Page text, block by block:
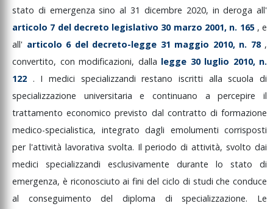
stato di emergenzasinoal31 dicembre 2020, inderogaall'
articolo 7 del decreto legislativo 30 marzo 2001, n. 165 ,e
all' articolo 6 del decreto-legge 31 maggio 2010, n. 78 ,
convertito, con modificazioni, dalla legge 30 luglio 2010, n.
122 . Imedici specializzandirestanoiscritti allascuoladi
specializzazione universitariaecontinuano apercepireil
trattamentoeconomicoprevisto dal contratto diformazione
medico-specialistica, integrato dagli emolumenti corrisposti
per l'attività lavorativa svolta. Ilperiododiattività,svoltodai
medici specializzandi esclusivamente durante lo stato di
emergenza, è riconosciutoaifinidel ciclo di studicheconduce
al conseguimentodeldiploma dispecializzazione. Le